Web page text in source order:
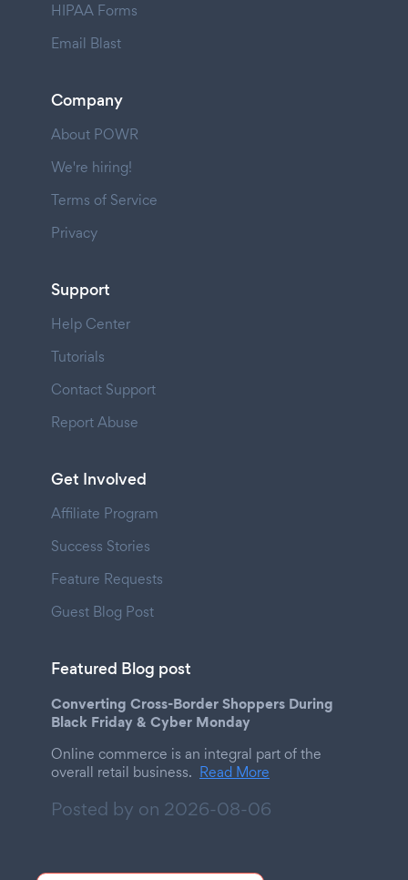
HIPAA Forms
Email Blast
Company
About POWR
We're hiring!
Terms of Service
Privacy
Support
Help Center
Tutorials
Contact Support
Report Abuse
Get Involved
Affiliate Program
Success Stories
Feature Requests
Guest Blog Post
Featured Blog post
Converting Cross-Border Shoppers During
Black Friday & Cyber Monday
Online commerce is an integral part of the
overall retail business. Read More
Posted by on 2026-08-06